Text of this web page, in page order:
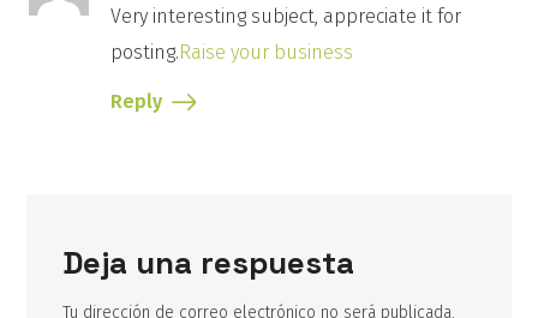
craneoencefálico
Very interesting subject, appreciate it for
posting.Raise your business
Reply
Deja una respuesta
Tu dirección de correo electrónico no será publicada.